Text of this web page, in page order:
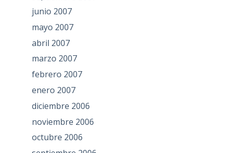
junio 2007
mayo 2007
abril 2007
marzo 2007
febrero 2007
enero 2007
diciembre 2006
noviembre 2006
octubre 2006